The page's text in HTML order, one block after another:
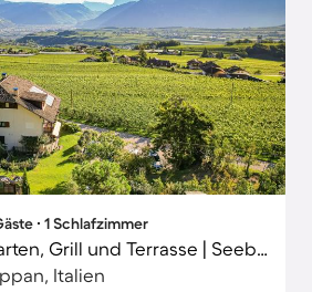
∙ 1 Schlafzimmer
Wohnung mit Garten, Grill und Terrasse | Seeblick
Italien